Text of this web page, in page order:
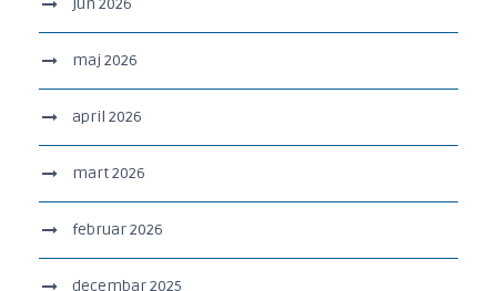
maj 2026
april 2026
mart 2026
februar 2026
decembar 2025